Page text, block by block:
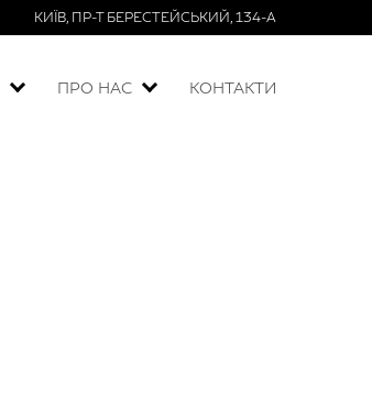
КИЇВ, ПР-Т БЕРЕСТЕЙСЬКИЙ, 134-A
ПРО НАС КОНТАКТИ